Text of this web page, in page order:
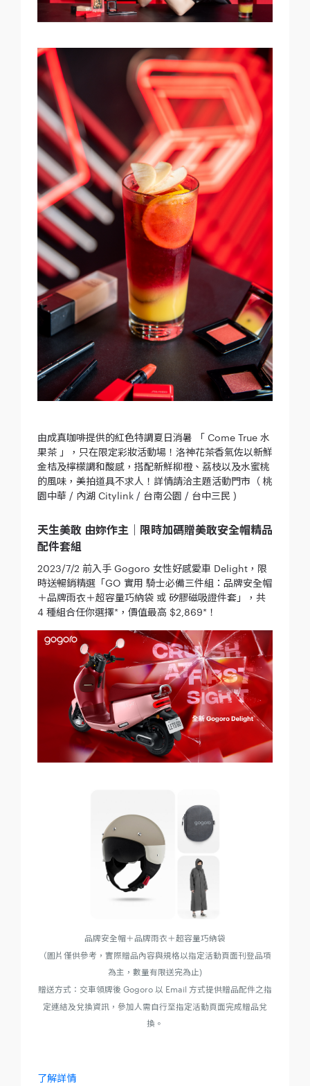
由成真咖啡提供的紅色特調夏日消暑 「 Come True 水
果茶 」，只在限定彩妝活動場！洛神花茶香氣佐以新鮮
金桔及檸檬調和酸感，搭配新鮮柳橙、荔枝以及水蜜桃
的風味，美拍道具不求人！詳情請洽主題活動門市（ 桃
園中華 / 內湖 Citylink / 台南公園 / 台中三民 )
天生美敢 由妳作主｜限時加碼贈美敢安全帽精品
配件套組
2023/7/2 前入手 Gogoro 女性好感愛車 Delight，限
時送暢銷精選「GO 實用 騎士必備三件組：品牌安全帽
＋品牌雨衣＋超容量巧納袋 或 矽膠磁吸證件套」，共
4 種組合任你選擇*，價值最高 $2,869*！
品牌安全帽＋品牌雨衣＋超容量巧納袋
（圖片僅供參考，實際贈品內容與規格以指定活動頁面刊登品項
為主，數量有限送完為止)
贈送方式：交車領牌後 Gogoro 以 Email 方式提供贈品配件之指
定連結及兌換資訊，參加人需自行至指定活動頁面完成贈品兌
換。
了解詳情